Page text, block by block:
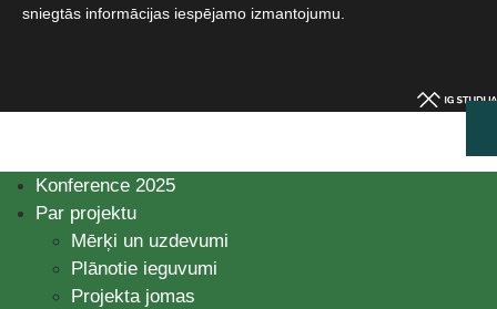
sniegtās informācijas iespējamo izmantojumu.​
Konference 2025
Par projektu
Mērķi un uzdevumi
Plānotie ieguvumi
Projekta jomas